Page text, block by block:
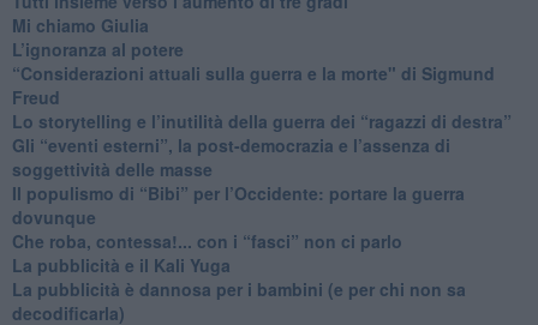
Mi chiamo Giulia
L’ignoranza al potere
​“Considerazioni attuali sulla guerra e la morte" di Sigmund
Freud
​Lo storytelling e l’inutilità della guerra dei “ragazzi di destra”
​Gli “eventi esterni”, la post-democrazia e l’assenza di
soggettività delle masse
​Il populismo di “Bibi” per l’Occidente: portare la guerra
dovunque
​Che roba, contessa!... con i “fasci” non ci parlo
La pubblicità e il Kali Yuga
​La pubblicità è dannosa per i bambini (e per chi non sa
decodificarla)